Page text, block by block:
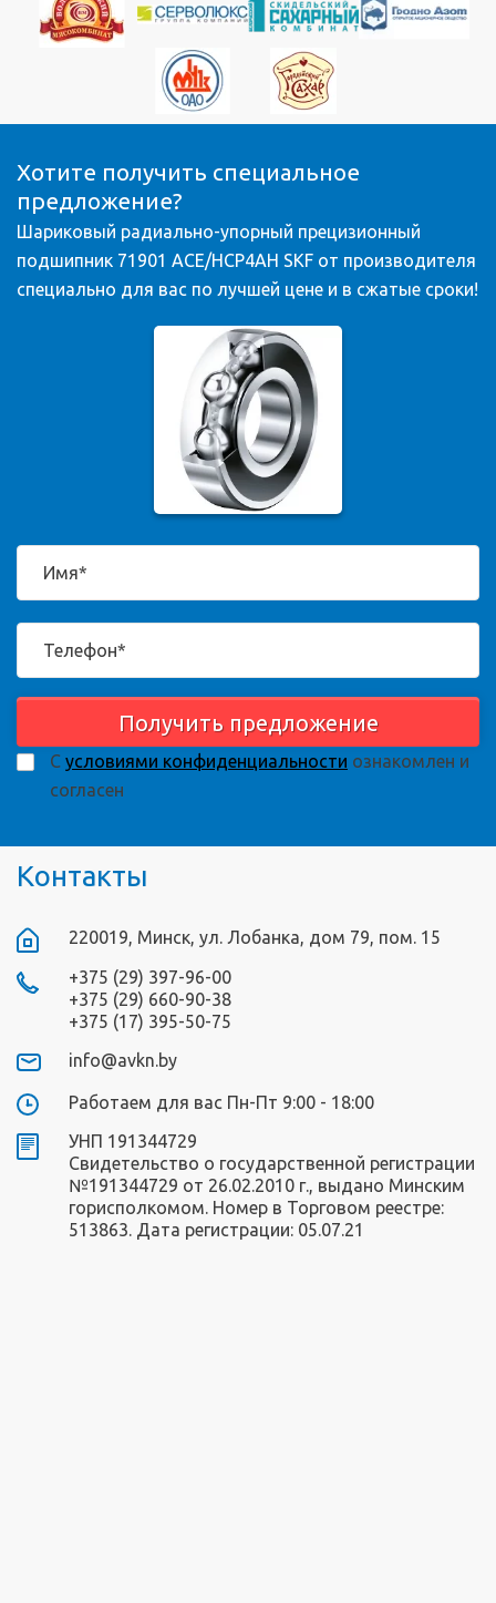
Хотите получить специальное
предложение?
Шариковый радиально-упорный прецизионный
подшипник 71901 ACE/HCP4AH SKF от производителя
специально для вас по лучшей цене и в сжатые сроки!
Получить предложение
С условиями конфиденциальности ознакомлен и
согласен
Контакты
220019, Минск, ул. Лобанка, дом 79, пом. 15
+375 (29) 397-96-00
+375 (29) 660-90-38
+375 (17) 395-50-75
info@avkn.by
Работаем для вас Пн-Пт 9:00 - 18:00
УНП 191344729
Свидетельство о государственной регистрации
№191344729 от 26.02.2010 г., выдано Минским
горисполкомом. Номер в Торговом реестре:
513863. Дата регистрации: 05.07.21